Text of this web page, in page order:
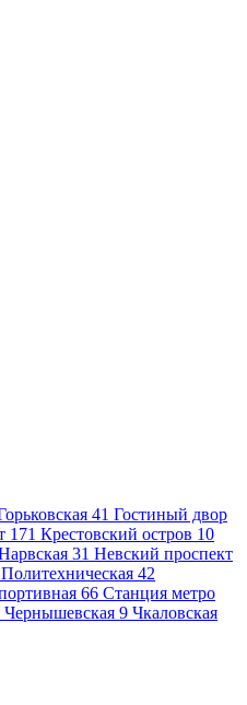
41 Гостиный двор
171 Крестовский остров 10
31 Невский проспект
Политехническая 42
66 Станция метро
Чернышевская 9 Чкаловская